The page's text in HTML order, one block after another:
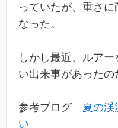
っていたが、重さに
なった。
しかし最近、ルア
い出来事があったの
参考ブログ 夏の渓
い